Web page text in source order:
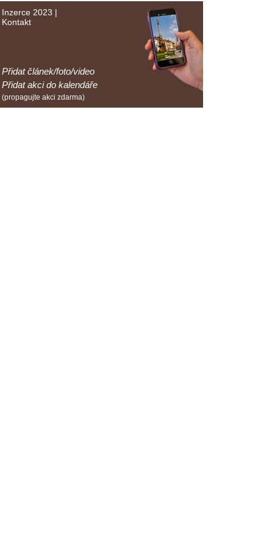
Inzerce 2023 |
Kontakt
Přidat článek/foto/video
Přidat akci do kalendáře
(propagujte akci zdarma)